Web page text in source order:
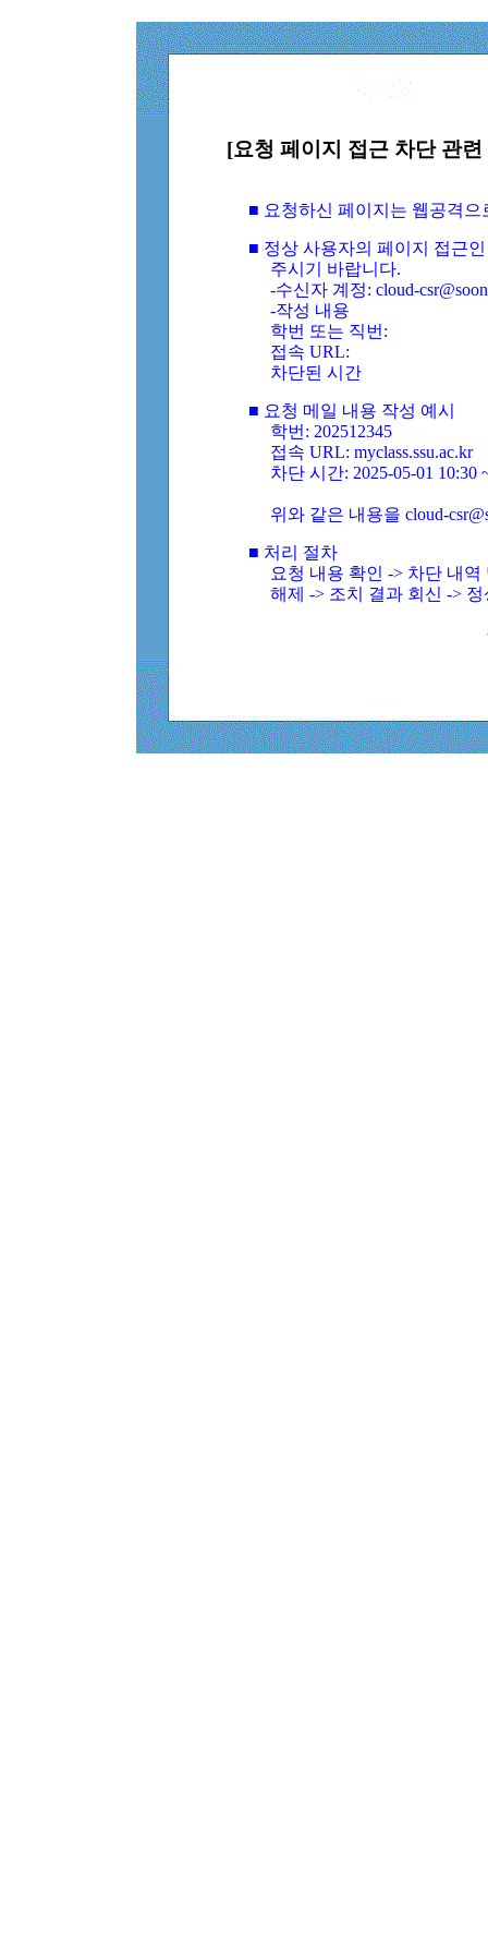
[요청 페이지 접근 차단 관
■ 요청하신 페이지는 웹공격
■ 정상 사용자의 페이지 접근
주시기 바랍니다.
-수신자 계정: cloud-
-작성 내용
학번 또는 직번:
접속 URL:
차단된 시간
■ 요청 메일 내용 작성 예시
학번: 202512345
접속 URL: myclass.ssu.ac.kr
차단 시간: 2025-05-01 10:30
위와 같은 내용을 cloud-
■ 처리 절차
요청 내용 확인 -> 차단 내
해제 -> 조치 결과 회신 ->